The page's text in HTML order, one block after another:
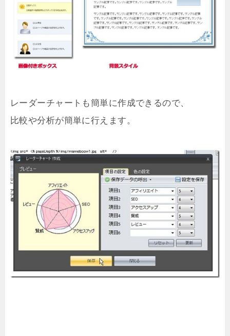
レーダーチャートも簡単に作成できるので、
比較や分析が簡単に行えます。